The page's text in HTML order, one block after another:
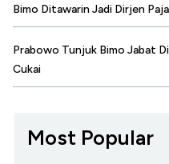
Bimo Ditawarin Jadi Dirjen
Prabowo Tunjuk Bimo Jabat
Cukai
Most Popular